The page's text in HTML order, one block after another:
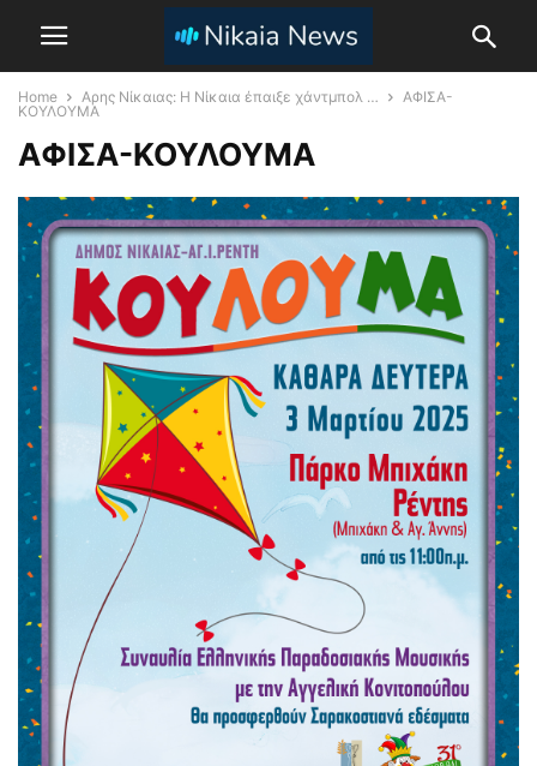
Home Αρης Νίκαιας: H Νίκαια έπαιξε χάντμπολ …
ΑΦΙΣΑ-
ΚΟΥΛΟΥΜΑ
ΑΦΙΣΑ-ΚΟΥΛΟΥΜΑ